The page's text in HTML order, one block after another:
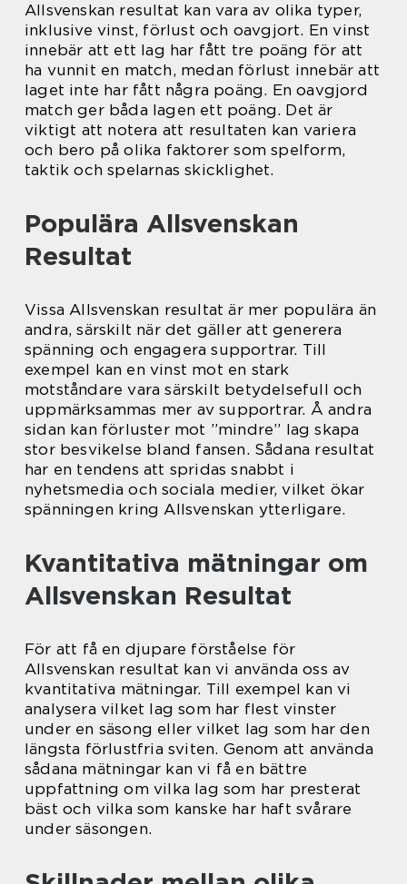
Allsvenskan resultat kan vara av olika typer,
inklusive vinst, förlust och oavgjort. En vinst
innebär att ett lag har fått tre poäng för att
ha vunnit en match, medan förlust innebär att
laget inte har fått några poäng. En oavgjord
match ger båda lagen ett poäng. Det är
viktigt att notera att resultaten kan variera
och bero på olika faktorer som spelform,
taktik och spelarnas skicklighet.
Populära Allsvenskan
Resultat
Vissa Allsvenskan resultat är mer populära än
andra, särskilt när det gäller att generera
spänning och engagera supportrar. Till
exempel kan en vinst mot en stark
motståndare vara särskilt betydelsefull och
uppmärksammas mer av supportrar. Å andra
sidan kan förluster mot ”mindre” lag skapa
stor besvikelse bland fansen. Sådana resultat
har en tendens att spridas snabbt i
nyhetsmedia och sociala medier, vilket ökar
spänningen kring Allsvenskan ytterligare.
Kvantitativa mätningar om
Allsvenskan Resultat
För att få en djupare förståelse för
Allsvenskan resultat kan vi använda oss av
kvantitativa mätningar. Till exempel kan vi
analysera vilket lag som har flest vinster
under en säsong eller vilket lag som har den
längsta förlustfria sviten. Genom att använda
sådana mätningar kan vi få en bättre
uppfattning om vilka lag som har presterat
bäst och vilka som kanske har haft svårare
under säsongen.